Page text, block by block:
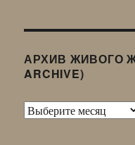
АРХИВ ЖИВОГО
ARCHIVE)
Архив